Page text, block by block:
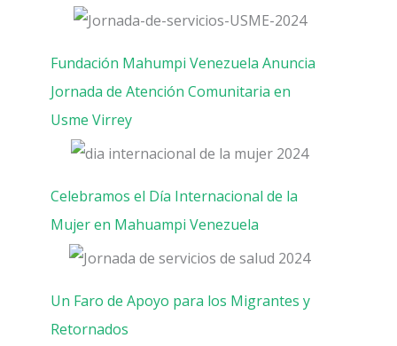
Fundación Mahumpi Venezuela Anuncia
Jornada de Atención Comunitaria en
Usme Virrey
Celebramos el Día Internacional de la
Mujer en Mahuampi Venezuela
Un Faro de Apoyo para los Migrantes y
Retornados